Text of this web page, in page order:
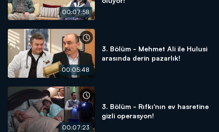
00:07:58
00:05:48
3. Bölüm - Mehmet Ali ile Hulusi
arasında derin pazarlık!
00:07:23
3. Bölüm - Rıfkı'nın ev hasretine
gizli operasyon!